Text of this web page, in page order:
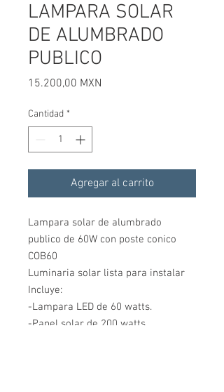
LAMPARA SOLAR
DE ALUMBRADO
PUBLICO
15.200,00 MXN
Cantidad *
Agregar al carrito
Lampara solar de alumbrado
publico de 60W con poste conico
COB60
Luminaria solar lista para instalar
Incluye:
-Lampara LED de 60 watts.
-Panel solar de 200 watts.